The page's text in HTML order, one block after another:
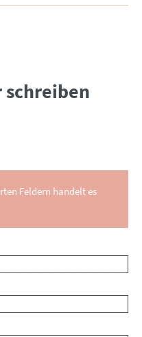
schreiben
Feldern handelt es